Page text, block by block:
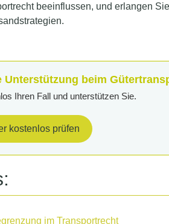
beeinflussen, und erlangen
Unterstützung beim
Ihren Fall und unterstützen Sie.
kostenlos prüfen
im Transportrecht